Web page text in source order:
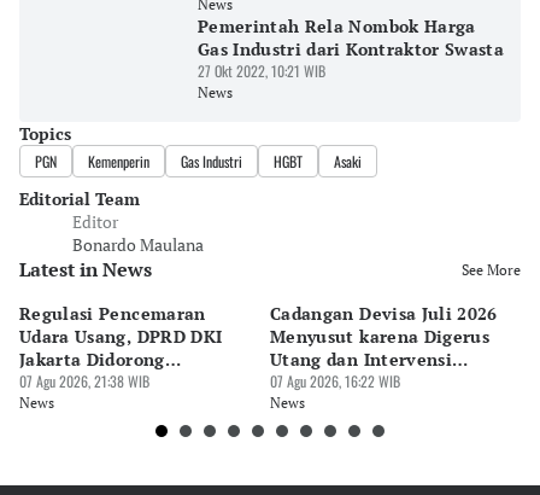
News
Pemerintah Rela Nombok Harga
Gas Industri dari Kontraktor Swasta
27 Okt 2022, 10:21 WIB
News
Topics
PGN Kemenperin Gas Industri HGBT Asaki
Editorial Team
Editor
Bonardo Maulana
Latest in News See More
Regulasi Pencemaran
Udara Usang, DPRD DKI
Jakarta Didorong
Prioritaskan Revisi Perda
07 Agu 2026, 21:38 WIB
News
Cadangan Devisa Juli 2026
Menyusut karena Digerus
Utang dan Intervensi
Rupiah
07 Agu 2026, 16:22 WIB
News